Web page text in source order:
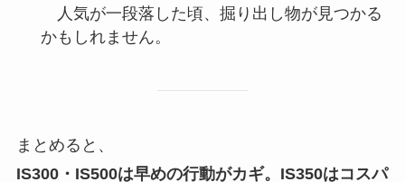
人気が一段落した頃、掘り出し物が見つかる
かもしれません。
まとめると、
IS300・IS500は早めの行動がカギ。IS350はコスパ